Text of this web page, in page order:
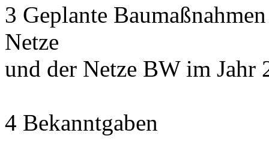
3 Geplante
Netze
und der Netze BW im Jahr
4 Bekanntgaben